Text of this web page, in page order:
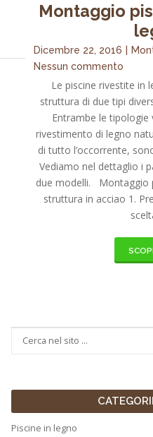
Montaggio
Dicembre 22, 2016
Nessun commento
Le piscine rivestite in
struttura di due tipi
Entrambe le
rivestimento di legno
di tutto l’occorrente,
Vediamo nel dettaglio i
due modelli. Montaggio
struttura in acciao 1.
Piscine in legno